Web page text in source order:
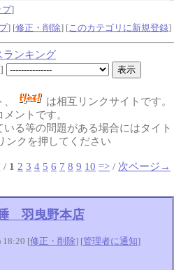
プ]
] [修正・削除] [ このカテゴリに新規登録]
ランキング
]
は相互リンクサイトです。
ントです。
る等の問題がある場合にはタイト
ンクを押してください
/ 1 2 3 4 5 6 7 8 9 10 => / 次ページ→
羽曳野本店
18:20 [修正・削除] [管理者に通知]